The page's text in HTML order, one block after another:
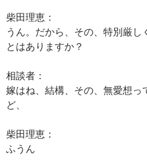
柴田理恵：
うん。だから、その、特別厳し
とはありますか？
相談者：
嫁はね、結構、その、無愛想っ
ど、
柴田理恵：
ふうん